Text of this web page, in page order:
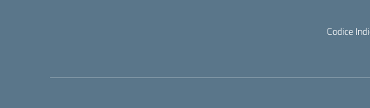
Codice